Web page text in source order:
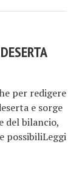
per redigere
e sorge
del bilancio,
possibiliLeggi